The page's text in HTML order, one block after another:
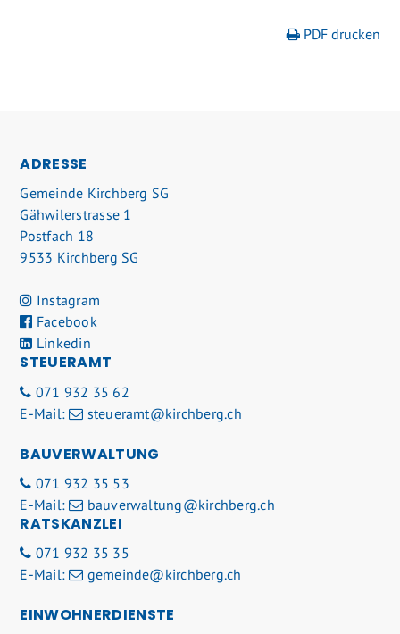
PDF drucken
ADRESSE
Gemeinde Kirchberg SG
Gähwilerstrasse 1
Postfach 18
9533 Kirchberg SG
Instagram
Facebook
Linkedin
STEUERAMT
071 932 35 62
E-Mail:
steueramt@kirchberg.ch
BAUVERWALTUNG
071 932 35 53
E-Mail:
bauverwaltung@kirchberg.ch
RATSKANZLEI
071 932 35 35
E-Mail:
gemeinde@kirchberg.ch
EINWOHNERDIENSTE